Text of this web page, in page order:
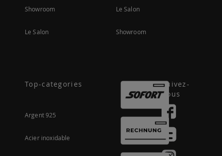
Showroom
Le Salon
Le Salon
Showroom
Top-categories
Argent 925
Acier inoxidable
Suivez-
nous